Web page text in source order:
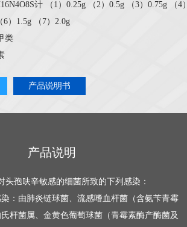
计 （1）0.25g （2）0.5g （3）0.75g （4
6）1.5g （7）2.0g
类
产品说明书
产品说明
头孢呋辛敏感的细菌所致的下列感染：
：由肺炎链球菌、流感嗜血杆菌（含氨苄青霉
杆菌属、金黄色葡萄球菌（青霉素酶产酶菌及